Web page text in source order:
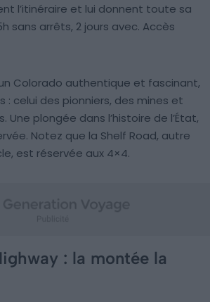
l’itinéraire et lui donnent toute sa
sans arrêts, 2 jours avec. Accès
Colorado authentique et fascinant,
: celui des pionniers, des mines et
Une plongée dans l’histoire de l’État,
Notez que la Shelf Road, autre
est réservée aux 4×4.
: la montée la